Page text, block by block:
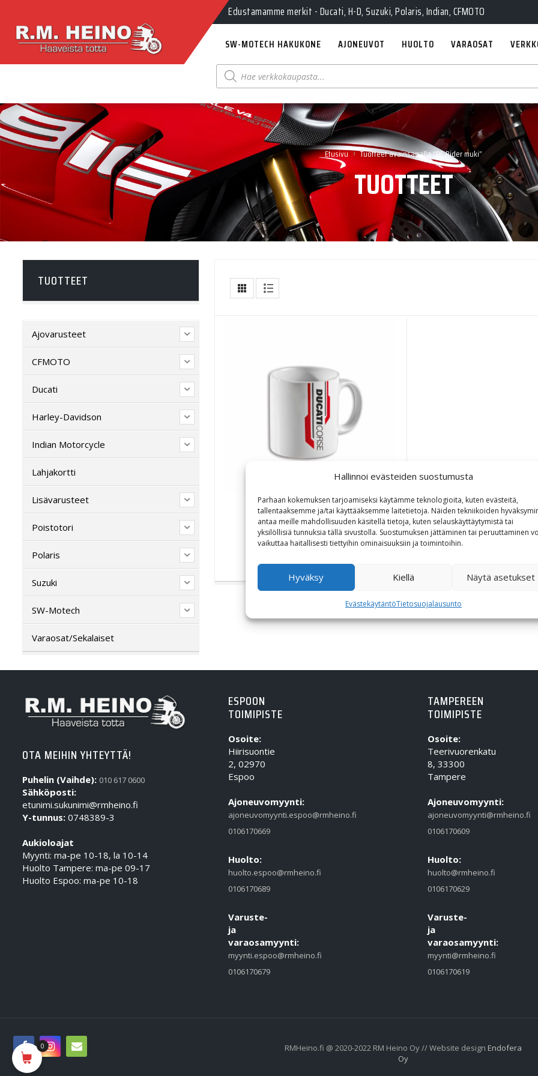
Hallinnoi evästeiden suostumusta
Parhaan kokemuksen tarjoamiseksi käytämme teknologioita, kuten evästeitä,
tallentaaksemme ja/tai käyttääksemme laitetietoja. Näiden tekniikoiden
antaa meille mahdollisuuden käsitellä tietoja, kuten selauskäyttäytymistä tai
yksilöllisiä tunnuksia tällä sivustolla. Suostumuksen jättäminen tai peruuttaminen
vaikuttaa haitallisesti tiettyihin ominaisuuksiin ja toimintoihin.
Hyväksy Kiellä Näytä asetukset
EvästekäytäntöTietosuojalausunto
Edustamamme merkit - Ducati, H-D, Suzuki, Polaris, Indian, CFMOTO
SW-MOTECH HAKUKONE AJONEUVOT HUOLTO VARAOSAT
Products
search
Etusivu › Tuotteet avainsanalla “DC Rider muki”
TUOTTEET
DC Rider muki
12,35€
TUOTTEET
Ajovarusteet
CFMOTO
Ducati
Harley-Davidson
Indian Motorcycle
Lahjakortti
Lisävarusteet
Poistotori
Polaris
Suzuki
SW-Motech
Varaosat/Sekalaiset
OTA MEIHIN YHTEYTTÄ!
Puhelin (Vaihde): 010 617 0600
Sähköposti:
etunimi.sukunimi@rmheino.fi
Y-tunnus: 0748389-3
Aukioloajat
Myynti: ma-pe 10-18, la 10-14
Huolto Tampere: ma-pe 09-17
Huolto Espoo: ma-pe 10-18
ESPOON
TOIMIPISTE
Osoite:
Hiirisuontie
2, 02970
Espoo
Ajoneuvomyynti:
ajoneuvomyynti.espoo@rmheino.fi
0106170669
Huolto:
huolto.espoo@rmheino.fi
0106170689
Varuste-
ja
varaosamyynti:
myynti.espoo@rmheino.fi
0106170679
TAMPEREEN
TOIMIPISTE
Osoite:
Teerivuorenkatu
8, 33300
Tampere
Ajoneuvomyynti:
ajoneuvomyynti@rmheino.fi
0106170609
Huolto:
huolto@rmheino.fi
0106170629
Varuste-
ja
varaosamyynti:
myynti@rmheino.fi
0106170619
RMHeino.fi @ 2020-2022 RM Heino Oy // Website design Endofera
Oy
0